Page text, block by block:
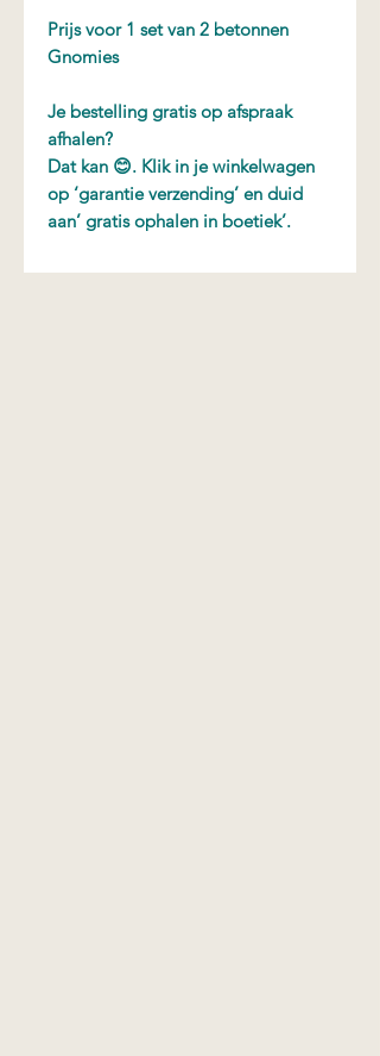
Prijs voor 1 set van 2 betonnen
Gnomies
Je bestelling gratis op afspraak
afhalen?
Dat kan 😊. Klik in je winkelwagen
op ‘garantie verzending’ en duid
aan’ gratis ophalen in boetiek’.